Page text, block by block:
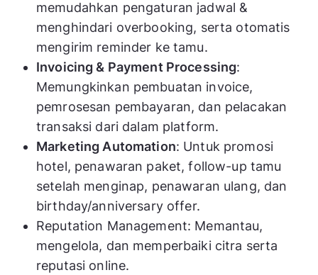
memudahkan pengaturan jadwal &
menghindari overbooking, serta otomatis
mengirim reminder ke tamu.
Invoicing & Payment Processing:
Memungkinkan pembuatan invoice,
pemrosesan pembayaran, dan pelacakan
transaksi dari dalam platform.
Marketing Automation: Untuk promosi
hotel, penawaran paket, follow-up tamu
setelah menginap, penawaran ulang, dan
birthday/anniversary offer.
Reputation Management: Memantau,
mengelola, dan memperbaiki citra serta
reputasi online.